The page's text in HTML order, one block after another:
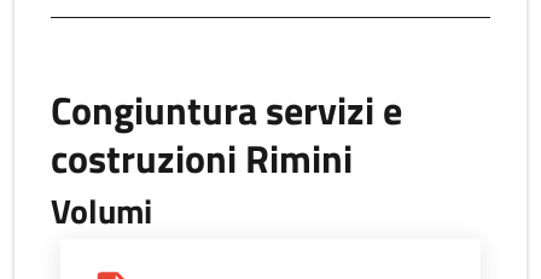
Congiuntura servizi e
costruzioni Rimini
Volumi